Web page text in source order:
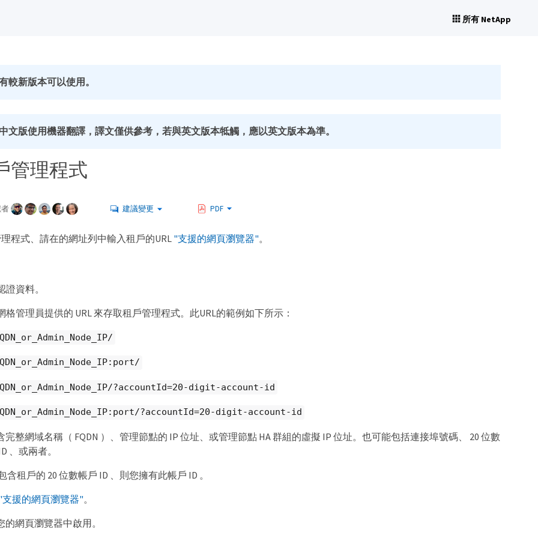
所有 NetApp
較新版本可以使用。
文版使用機器翻譯，譯文僅供參考，若與英文版本牴觸，應以英文版本為準。
管理程式
建議變更 PDF
程式、請在的網址列中輸入租戶的URL "支援的網頁瀏覽器"。
資料。
格管理員提供的 URL 來存取租戶管理程式。此URL的範例如下所示：
?accountId=20-digit-account-id
?accountId=20-digit-account-id
完整網域名稱（ FQDN ）、管理節點的 IP 位址、或管理節點 HA 群組的虛擬 IP 位址。也可能包括連接埠號碼、 20 位數
、或兩者。
含租戶的 20 位數帳戶 ID 、則您擁有此帳戶 ID 。
援的網頁瀏覽器"。
的網頁瀏覽器中啟用。